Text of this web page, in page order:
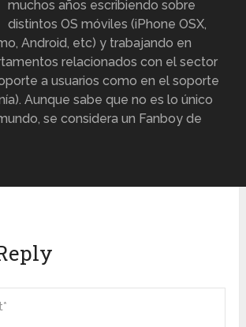
muchos años escribiendo sobre
distintos OS móviles (iPhone OSX,
Android, etc) y trabajando en
relacionados con el sector
a usuarios como en el soporte
Aunque sabe que no es lo único
se considera un Fanboy de